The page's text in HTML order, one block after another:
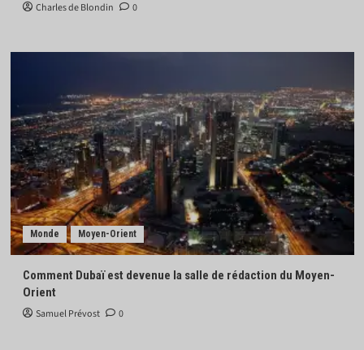
Charles de Blondin 0
Monde Moyen-Orient
Comment Dubaï est devenue la salle de rédaction du Moyen-
Orient
Samuel Prévost 0